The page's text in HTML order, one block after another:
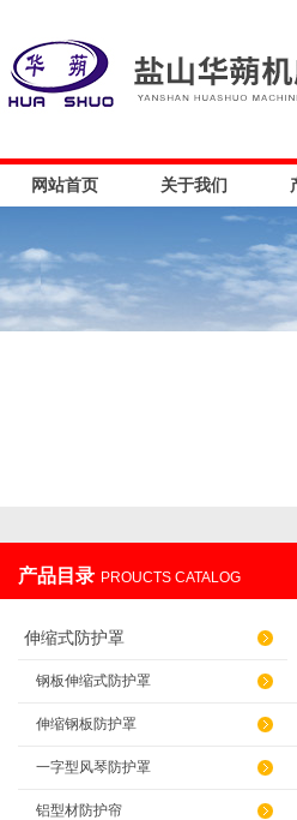
盐山华蒴机床附件制造有限公司
网站首页 关于我们
产品目录 PROUCTS CATALOG
伸缩式防护罩
钢板伸缩式防护罩
伸缩钢板防护罩
一字型风琴防护罩
铝型材防护帘